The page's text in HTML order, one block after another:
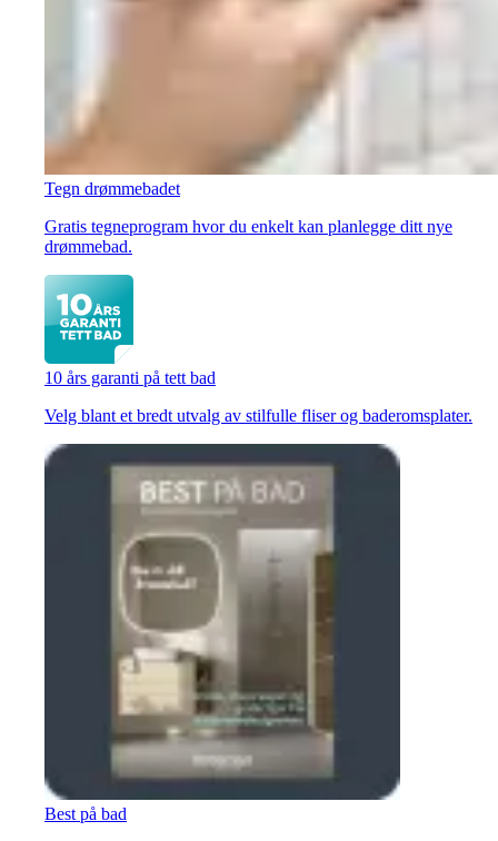
Tegn drømmebadet
Gratis tegneprogram hvor du enkelt kan planlegge ditt nye
drømmebad.
10 års garanti på tett bad
Velg blant et bredt utvalg av stilfulle fliser og baderomsplater.
Best på bad